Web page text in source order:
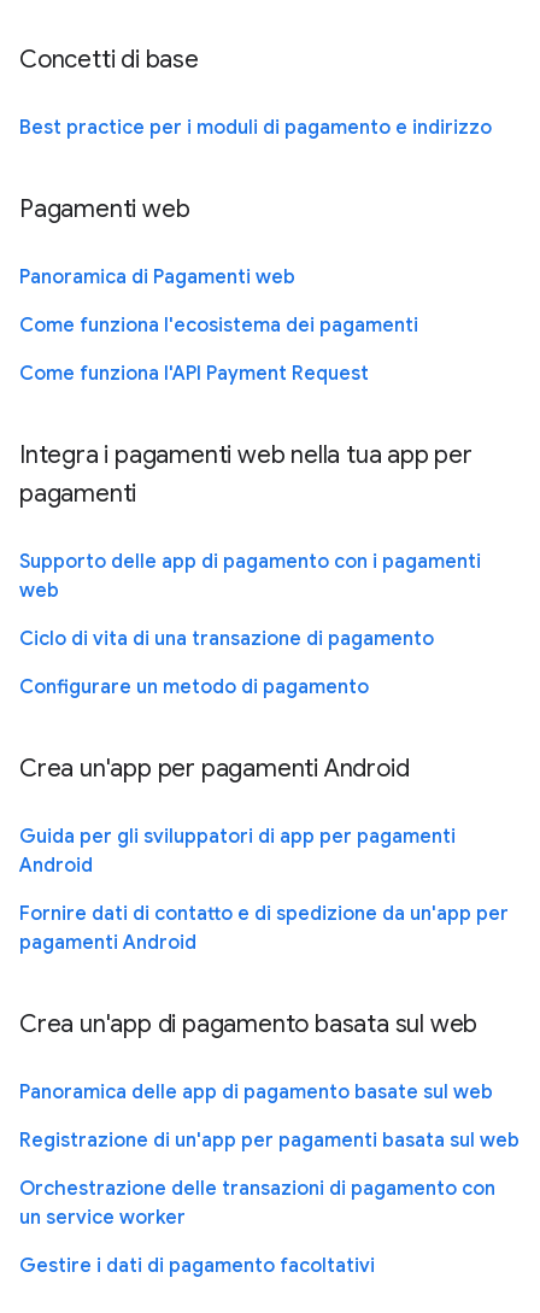
Concetti di base
Best practice per i moduli di pagamento e indirizzo
Pagamenti web
Panoramica di Pagamenti web
Come funziona l'ecosistema dei pagamenti
Come funziona l'API Payment Request
Integra i pagamenti web nella tua app per
pagamenti
Supporto delle app di pagamento con i pagamenti
web
Ciclo di vita di una transazione di pagamento
Configurare un metodo di pagamento
Crea un'app per pagamenti Android
Guida per gli sviluppatori di app per pagamenti
Android
Fornire dati di contatto e di spedizione da un'app per
pagamenti Android
Crea un'app di pagamento basata sul web
Panoramica delle app di pagamento basate sul web
Registrazione di un'app per pagamenti basata sul web
Orchestrazione delle transazioni di pagamento con
un service worker
Gestire i dati di pagamento facoltativi